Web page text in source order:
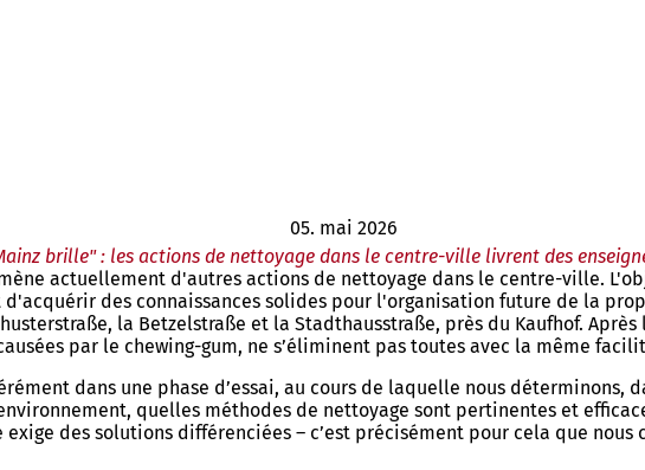
05. mai 2026
brille" : les actions de nettoyage dans le centre-ville livrent des
actuellement d'autres actions de nettoyage dans le centre-ville.
des connaissances solides pour l'organisation future de la
la Betzelstraße et la Stadthausstraße, près du Kaufhof.
par le chewing-gum, ne s’éliminent pas toutes avec la même
dans une phase d’essai, au cours de laquelle nous
quelles méthodes de nettoyage sont pertinentes et
des solutions différenciées – c’est précisément pour cela que